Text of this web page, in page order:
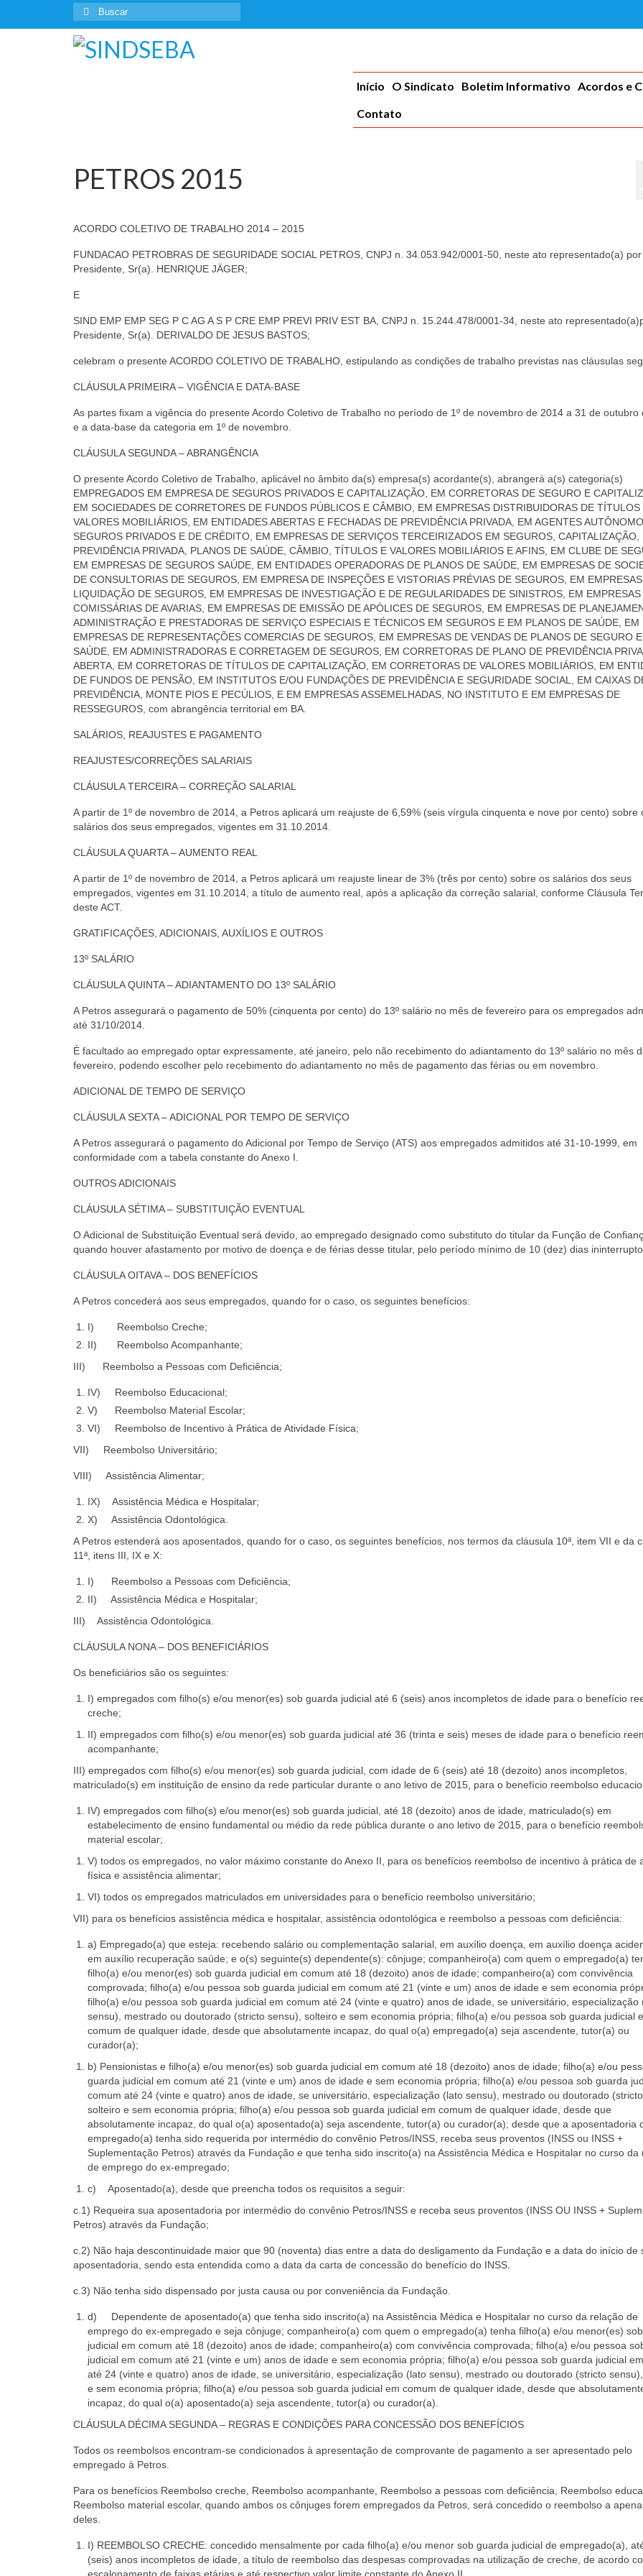
Início O Sindicato Boletim Informativo Acordos e
Contato
PETROS 2015
ACORDO COLETIVO DE TRABALHO 2014 – 2015
FUNDACAO PETROBRAS DE SEGURIDADE SOCIAL PETROS, CNPJ n. 34.053.942/0001-50, neste ato representado(a)
Presidente, Sr(a). HENRIQUE JÄGER;
E
SIND EMP EMP SEG P C AG A S P CRE EMP PREVI PRIV EST BA, CNPJ n. 15.244.478/0001-34, neste ato
Presidente, Sr(a). DERIVALDO DE JESUS BASTOS;
celebram o presente ACORDO COLETIVO DE TRABALHO, estipulando as condições de trabalho previstas nas cláusulas
CLÁUSULA PRIMEIRA – VIGÊNCIA E DATA-BASE
As partes fixam a vigência do presente Acordo Coletivo de Trabalho no período de 1º de novembro de 2014 a 31 de outubro
e a data-base da categoria em 1º de novembro.
CLÁUSULA SEGUNDA – ABRANGÊNCIA
O presente Acordo Coletivo de Trabalho, aplicável no âmbito da(s) empresa(s) acordante(s), abrangerá a(s) categoria(s)
EMPREGADOS EM EMPRESA DE SEGUROS PRIVADOS E CAPITALIZAÇÃO, EM CORRETORAS DE SEGURO E
EM SOCIEDADES DE CORRETORES DE FUNDOS PÚBLICOS E CÂMBIO, EM EMPRESAS DISTRIBUIDORAS DE TÍTULOS
VALORES MOBILIÁRIOS, EM ENTIDADES ABERTAS E FECHADAS DE PREVIDÊNCIA PRIVADA, EM AGENTES
SEGUROS PRIVADOS E DE CRÉDITO, EM EMPRESAS DE SERVIÇOS TERCEIRIZADOS EM SEGUROS, CAPITALIZAÇÃO,
PREVIDÊNCIA PRIVADA, PLANOS DE SAÚDE, CÂMBIO, TÍTULOS E VALORES MOBILIÁRIOS E AFINS, EM CLUBE DE
EM EMPRESAS DE SEGUROS SAÚDE, EM ENTIDADES OPERADORAS DE PLANOS DE SAÚDE, EM EMPRESAS DE
DE CONSULTORIAS DE SEGUROS, EM EMPRESA DE INSPEÇÕES E VISTORIAS PRÉVIAS DE SEGUROS, EM
LIQUIDAÇÃO DE SEGUROS, EM EMPRESAS DE INVESTIGAÇÃO E DE REGULARIDADES DE SINISTROS, EM EMPRESAS
COMISSÁRIAS DE AVARIAS, EM EMPRESAS DE EMISSÃO DE APÓLICES DE SEGUROS, EM EMPRESAS DE
ADMINISTRAÇÃO E PRESTADORAS DE SERVIÇO ESPECIAIS E TÉCNICOS EM SEGUROS E EM PLANOS DE SAÚDE, EM
EMPRESAS DE REPRESENTAÇÕES COMERCIAS DE SEGUROS, EM EMPRESAS DE VENDAS DE PLANOS DE SEGURO E
SAÚDE, EM ADMINISTRADORAS E CORRETAGEM DE SEGUROS, EM CORRETORAS DE PLANO DE PREVIDÊNCIA
ABERTA, EM CORRETORAS DE TÍTULOS DE CAPITALIZAÇÃO, EM CORRETORAS DE VALORES MOBILIÁRIOS, EM
DE FUNDOS DE PENSÃO, EM INSTITUTOS E/OU FUNDAÇÕES DE PREVIDÊNCIA E SEGURIDADE SOCIAL, EM CAIXAS
PREVIDÊNCIA, MONTE PIOS E PECÚLIOS, E EM EMPRESAS ASSEMELHADAS, NO INSTITUTO E EM EMPRESAS DE
RESSEGUROS, com abrangência territorial em BA.
SALÁRIOS, REAJUSTES E PAGAMENTO
REAJUSTES/CORREÇÕES SALARIAIS
CLÁUSULA TERCEIRA – CORREÇÃO SALARIAL
A partir de 1º de novembro de 2014, a Petros aplicará um reajuste de 6,59% (seis vírgula cinquenta e nove por cento) sobre
salários dos seus empregados, vigentes em 31.10.2014.
CLÁUSULA QUARTA – AUMENTO REAL
A partir de 1º de novembro de 2014, a Petros aplicará um reajuste linear de 3% (três por cento) sobre os salários dos seus
empregados, vigentes em 31.10.2014, a título de aumento real, após a aplicação da correção salarial, conforme Cláusula
deste ACT.
GRATIFICAÇÕES, ADICIONAIS, AUXÍLIOS E OUTROS
13º SALÁRIO
CLÁUSULA QUINTA – ADIANTAMENTO DO 13º SALÁRIO
A Petros assegurará o pagamento de 50% (cinquenta por cento) do 13º salário no mês de fevereiro para os empregados
até 31/10/2014.
É facultado ao empregado optar expressamente, até janeiro, pelo não recebimento do adiantamento do 13º salário no mês
fevereiro, podendo escolher pelo recebimento do adiantamento no mês de pagamento das férias ou em novembro.
ADICIONAL DE TEMPO DE SERVIÇO
CLÁUSULA SEXTA – ADICIONAL POR TEMPO DE SERVIÇO
A Petros assegurará o pagamento do Adicional por Tempo de Serviço (ATS) aos empregados admitidos até 31-10-1999, em
conformidade com a tabela constante do Anexo I.
OUTROS ADICIONAIS
CLÁUSULA SÉTIMA – SUBSTITUIÇÃO EVENTUAL
O Adicional de Substituição Eventual será devido, ao empregado designado como substituto do titular da Função de
quando houver afastamento por motivo de doença e de férias desse titular, pelo período mínimo de 10 (dez) dias
CLÁUSULA OITAVA – DOS BENEFÍCIOS
A Petros concederá aos seus empregados, quando for o caso, os seguintes benefícios:
I) Reembolso Creche;
II) Reembolso Acompanhante;
III) Reembolso a Pessoas com Deficiência;
IV) Reembolso Educacional;
V) Reembolso Material Escolar;
VI) Reembolso de Incentivo à Prática de Atividade Física;
VII) Reembolso Universitário;
VIII) Assistência Alimentar;
IX) Assistência Médica e Hospitalar;
X) Assistência Odontológica.
A Petros estenderá aos aposentados, quando for o caso, os seguintes benefícios, nos termos da cláusula 10ª, item VII e da
11ª, itens III, IX e X:
I) Reembolso a Pessoas com Deficiência;
II) Assistência Médica e Hospitalar;
III) Assistência Odontológica.
CLÁUSULA NONA – DOS BENEFICIÁRIOS
Os beneficiários são os seguintes:
I) empregados com filho(s) e/ou menor(es) sob guarda judicial até 6 (seis) anos incompletos de idade para o benefício
creche;
II) empregados com filho(s) e/ou menor(es) sob guarda judicial até 36 (trinta e seis) meses de idade para o benefício
acompanhante;
III) empregados com filho(s) e/ou menor(es) sob guarda judicial, com idade de 6 (seis) até 18 (dezoito) anos incompletos,
matriculado(s) em instituição de ensino da rede particular durante o ano letivo de 2015, para o benefício reembolso
IV) empregados com filho(s) e/ou menor(es) sob guarda judicial, até 18 (dezoito) anos de idade, matriculado(s) em
estabelecimento de ensino fundamental ou médio da rede pública durante o ano letivo de 2015, para o benefício
material escolar;
V) todos os empregados, no valor máximo constante do Anexo II, para os benefícios reembolso de incentivo à prática de
física e assistência alimentar;
VI) todos os empregados matriculados em universidades para o benefício reembolso universitário;
VII) para os benefícios assistência médica e hospitalar, assistência odontológica e reembolso a pessoas com deficiência:
a) Empregado(a) que esteja: recebendo salário ou complementação salarial, em auxílio doença, em auxílio doença
em auxílio recuperação saúde; e o(s) seguinte(s) dependente(s): cônjuge; companheiro(a) com quem o empregado(a)
filho(a) e/ou menor(es) sob guarda judicial em comum até 18 (dezoito) anos de idade; companheiro(a) com convivência
comprovada; filho(a) e/ou pessoa sob guarda judicial em comum até 21 (vinte e um) anos de idade e sem economia
filho(a) e/ou pessoa sob guarda judicial em comum até 24 (vinte e quatro) anos de idade, se universitário, especialização
sensu), mestrado ou doutorado (stricto sensu), solteiro e sem economia própria; filho(a) e/ou pessoa sob guarda judicial
comum de qualquer idade, desde que absolutamente incapaz, do qual o(a) empregado(a) seja ascendente, tutor(a) ou
curador(a);
b) Pensionistas e filho(a) e/ou menor(es) sob guarda judicial em comum até 18 (dezoito) anos de idade; filho(a) e/ou
guarda judicial em comum até 21 (vinte e um) anos de idade e sem economia própria; filho(a) e/ou pessoa sob guarda
comum até 24 (vinte e quatro) anos de idade, se universitário, especialização (lato sensu), mestrado ou doutorado (stricto
solteiro e sem economia própria; filho(a) e/ou pessoa sob guarda judicial em comum de qualquer idade, desde que
absolutamente incapaz, do qual o(a) aposentado(a) seja ascendente, tutor(a) ou curador(a); desde que a aposentadoria
empregado(a) tenha sido requerida por intermédio do convênio Petros/INSS, receba seus proventos (INSS ou INSS +
Suplementação Petros) através da Fundação e que tenha sido inscrito(a) na Assistência Médica e Hospitalar no curso da
de emprego do ex-empregado;
c) Aposentado(a), desde que preencha todos os requisitos a seguir:
c.1) Requeira sua aposentadoria por intermédio do convênio Petros/INSS e receba seus proventos (INSS OU INSS +
Petros) através da Fundação;
c.2) Não haja descontinuidade maior que 90 (noventa) dias entre a data do desligamento da Fundação e a data do início de
aposentadoria, sendo esta entendida como a data da carta de concessão do benefício do INSS.
c.3) Não tenha sido dispensado por justa causa ou por conveniência da Fundação.
d) Dependente de aposentado(a) que tenha sido inscrito(a) na Assistência Médica e Hospitalar no curso da relação de
emprego do ex-empregado e seja cônjuge; companheiro(a) com quem o empregado(a) tenha filho(a) e/ou menor(es)
judicial em comum até 18 (dezoito) anos de idade; companheiro(a) com convivência comprovada; filho(a) e/ou pessoa
judicial em comum até 21 (vinte e um) anos de idade e sem economia própria; filho(a) e/ou pessoa sob guarda judicial
até 24 (vinte e quatro) anos de idade, se universitário, especialização (lato sensu), mestrado ou doutorado (stricto
e sem economia própria; filho(a) e/ou pessoa sob guarda judicial em comum de qualquer idade, desde que
incapaz, do qual o(a) aposentado(a) seja ascendente, tutor(a) ou curador(a).
CLÁUSULA DÉCIMA SEGUNDA – REGRAS E CONDIÇÕES PARA CONCESSÃO DOS BENEFÍCIOS
Todos os reembolsos encontram-se condicionados à apresentação de comprovante de pagamento a ser apresentado pelo
empregado à Petros.
Para os benefícios Reembolso creche, Reembolso acompanhante, Reembolso a pessoas com deficiência, Reembolso
Reembolso material escolar, quando ambos os cônjuges forem empregados da Petros, será concedido o reembolso a
deles.
I) REEMBOLSO CRECHE: concedido mensalmente por cada filho(a) e/ou menor sob guarda judicial de empregado(a),
(seis) anos incompletos de idade, a título de reembolso das despesas comprovadas na utilização de creche, de acordo